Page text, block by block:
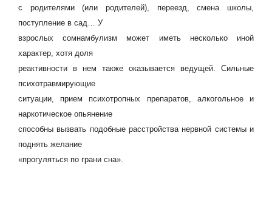
с родителями (или родителей), переезд, смена школы,
поступление в сад… У
взрослых сомнамбулизм может иметь несколько иной
характер, хотя доля
реактивности в нем также оказывается ведущей. Сильные
психотравмирующие
ситуации, прием психотропных препаратов, алкогольное и
наркотическое опьянение
способны вызвать подобные расстройства нервной системы и
поднять желание
«прогуляться по грани сна».